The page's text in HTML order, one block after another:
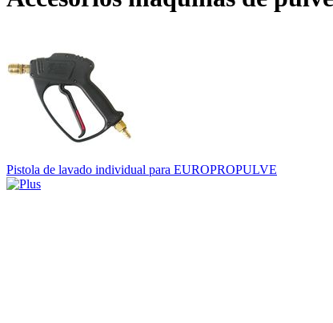
Pistola de lavado individual para EUROPROPULVE